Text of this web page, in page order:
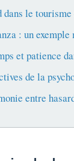
dans le
: un
et patience
de la
entre